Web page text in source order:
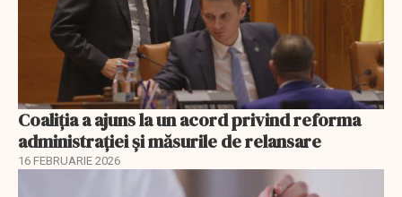
Coaliția a ajuns la un acord privind reforma
administrației și măsurile de relansare
16 FEBRUARIE 2026